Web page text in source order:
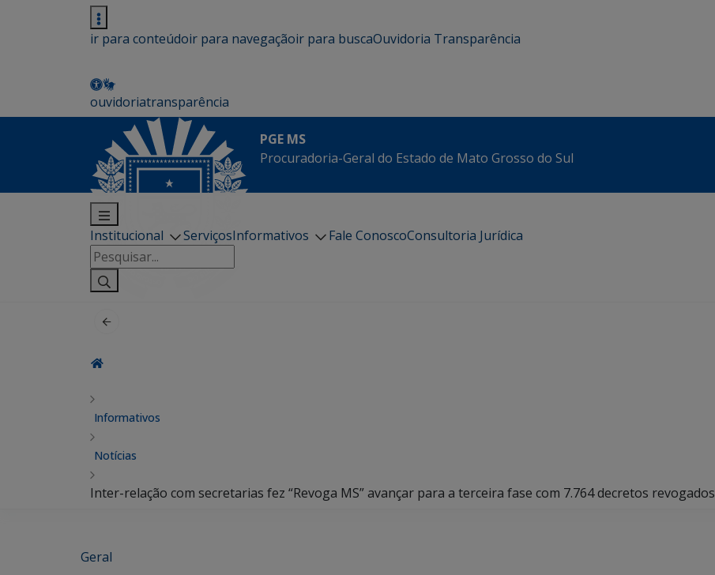
ir para conteúdoir para navegaçãoir para buscaOuvidoria Transparência
ouvidoriatransparência
PGE MS
Procuradoria-Geral do Estado de Mato Grosso do Sul
Institucional ServiçosInformativos Fale ConoscoConsultoria Jurídica
Pesquisar
por:
Informativos
Notícias
Inter-relação com secretarias fez “Revoga MS” avançar para a terceira fase com 7.764 decretos revogados
Geral